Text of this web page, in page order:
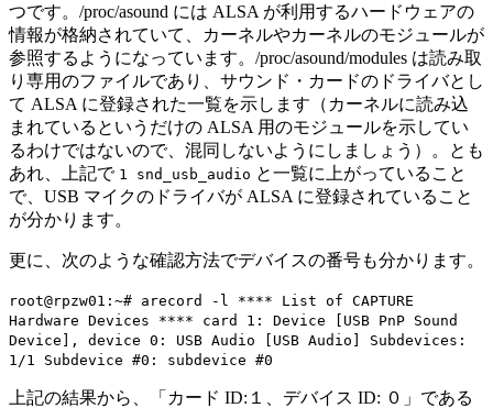
つです。/proc/asound には ALSA が利用するハードウェアの
情報が格納されていて、カーネルやカーネルのモジュールが
参照するようになっています。/proc/asound/modules は読み取
り専用のファイルであり、サウンド・カードのドライバとし
て ALSA に登録された一覧を示します（カーネルに読み込
まれているというだけの ALSA 用のモジュールを示してい
るわけではないので、混同しないようにしましょう）。とも
あれ、上記で 1 snd_usb_audio と一覧に上がっていること
で、USB マイクのドライバが ALSA に登録されていること
が分かります。
更に、次のような確認方法でデバイスの番号も分かります。
root@rpzw01:~# arecord -l **** List of CAPTURE
Hardware Devices **** card 1: Device [USB PnP Sound
Device], device 0: USB Audio [USB Audio] Subdevices:
1/1 Subdevice #0: subdevice #0
上記の結果から、「カード ID:１、デバイス ID: ０」である